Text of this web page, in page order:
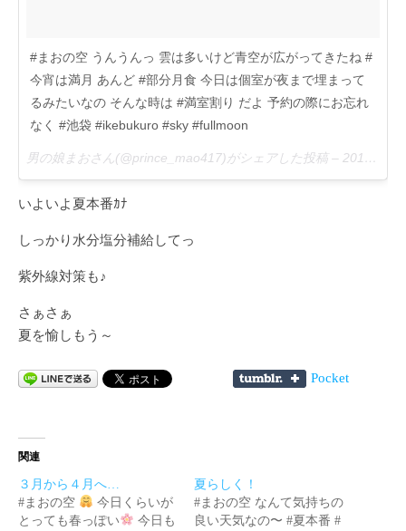
#まおの空 うんうんっ 雲は多いけど青空が広がってきたね #
今宵は満月 あんど #部分月食 今日は個室が夜まで埋まって
るみたいなの そんな時は #満室割り だよ 予約の際にお忘れ
なく #池袋 #ikebukuro #sky #fullmoon
男の娘まおさん(@prince_mao417)がシェアした投稿 – 2017 8月 7 10:28午後 PDT
いよいよ夏本番ｶﾅ
しっかり水分塩分補給してっ
紫外線対策も♪
さぁさぁ
夏を愉しもう～
Pocket
関連
３月から４月へ…
#まおの空
今日くらいが
とっても春っぽい
今日も
夏らしく！
#まおの空 なんて気持ちの
良い天気なの〜 #夏本番 #